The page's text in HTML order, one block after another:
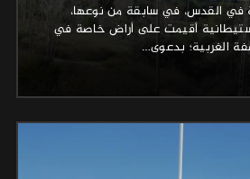
في القدس، في سابقة من نوعها،
أقيمت على أراض خاصة في
الغربية؛ بدعوى…